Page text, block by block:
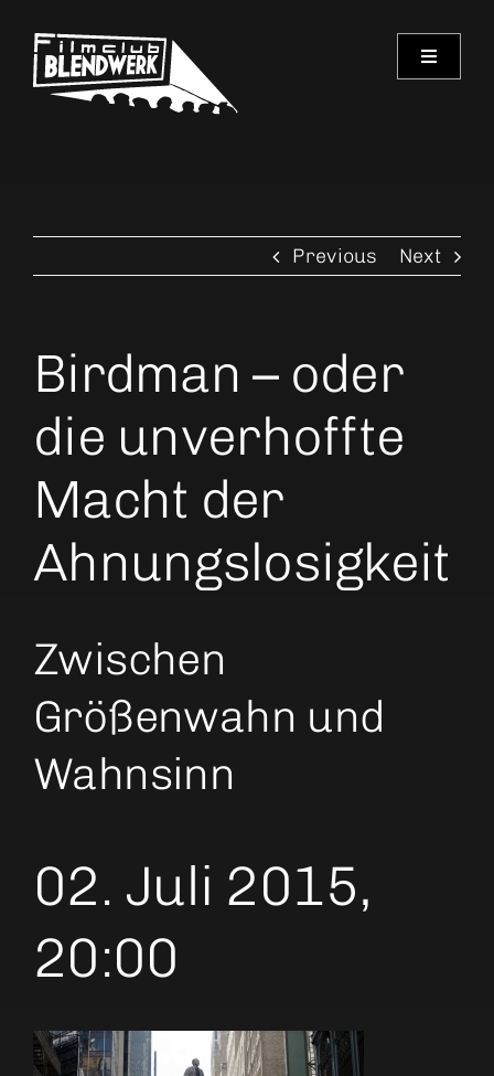
content
Toggle
Verein
Previous Next
Birdman – oder
die unverhoffte
Macht der
Ahnungslosigkeit
Zwischen
Größenwahn und
Wahnsinn
02. Juli 2015,
20:00